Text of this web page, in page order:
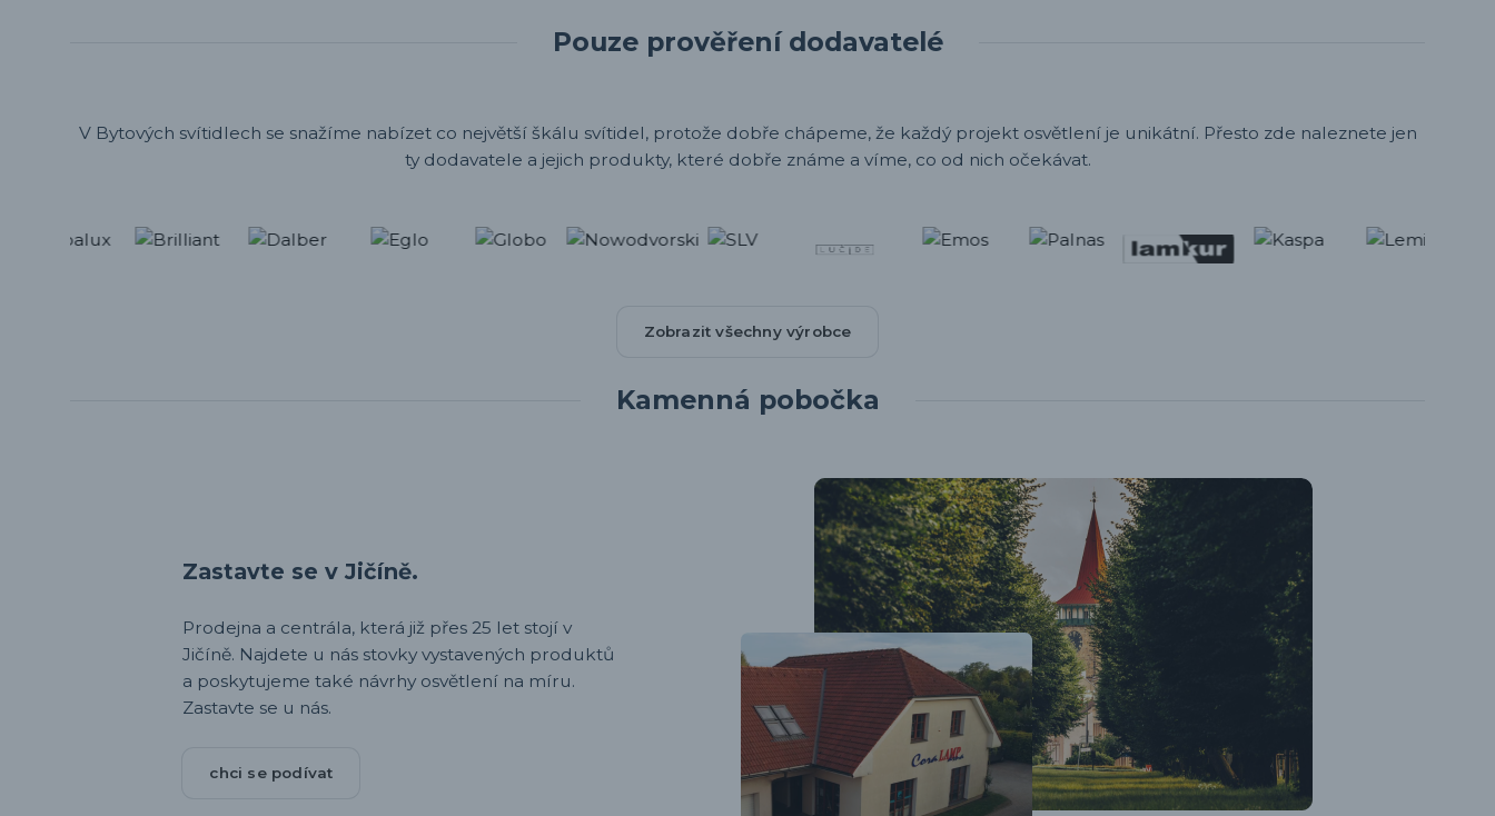
Pouze prověření dodavatelé
V Bytových svítidlech se snažíme nabízet co největší škálu svítidel, protože dobře chápeme, že každý projekt osvětlení je unikátní. Přesto zde naleznete jen
ty dodavatele a jejich produkty, které dobře známe a víme, co od nich očekávat.
Zobrazit všechny výrobce
Kamenná pobočka
Zastavte se v Jičíně.
Prodejna a centrála, která již přes 25 let stojí v
Jičíně. Najdete u nás stovky vystavených produktů
a poskytujeme také návrhy osvětlení na míru.
Zastavte se u nás.
chci se podívat